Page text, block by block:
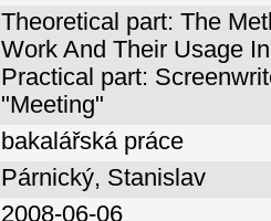
Theoretical part: The
Work And Their Usage
Practical part:
"Meeting"
bakalářská práce
Párnický, Stanislav
2008-06-06